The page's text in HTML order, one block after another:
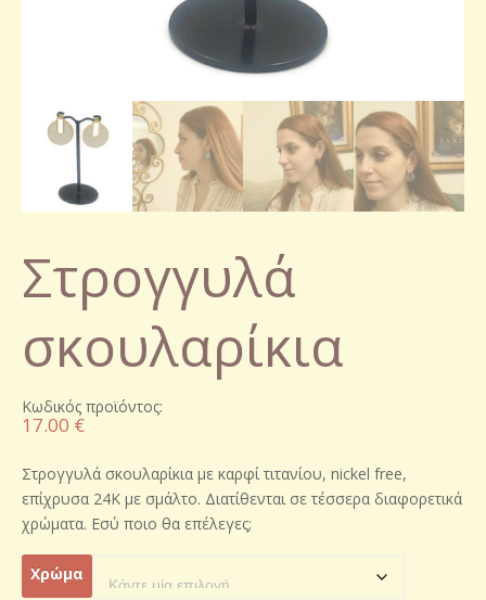
Στρογγυλά
σκουλαρίκια
Κωδικός προϊόντος:
17.00 €
Στρογγυλά σκουλαρίκια με καρφί τιτανίου, nickel free,
επίχρυσα 24Κ με σμάλτο. Διατίθενται σε τέσσερα διαφορετικά
χρώματα. Εσύ ποιο θα επέλεγες;
Χρώμα